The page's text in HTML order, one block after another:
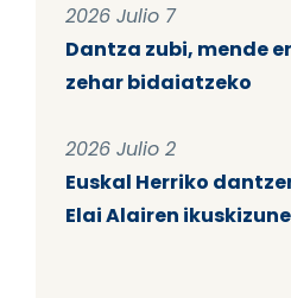
2026 Julio 7
Dantza zubi, mende
zehar bidaiatzeko
2026 Julio 2
Euskal Herriko
Elai Alairen